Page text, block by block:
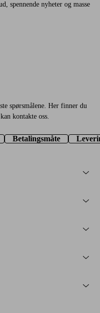
spennende nyheter og masse
spørsmålene. Her finner du
kontakte oss.
Betalingsmåte